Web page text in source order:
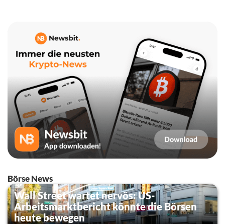
Börse News
Wall Street wartet nervös: US-
Arbeitsmarktbericht könnte die Börsen
heute bewegen